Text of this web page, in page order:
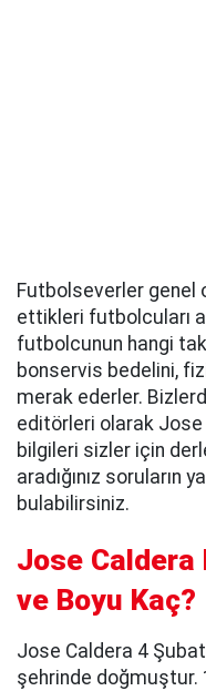
Futbolseverler genel
ettikleri futbolcuları
futbolcunun hangi
bonservis bedelini,
merak ederler.
editörleri olarak Jose
bilgileri sizler için
aradığınız soruların
bulabilirsiniz.
Jose Caldera
ve Boyu Kaç?
Jose Caldera 4
şehrinde doğmuştur.